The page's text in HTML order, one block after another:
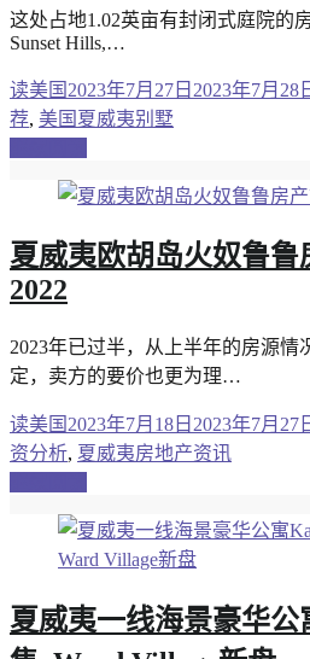
这处占地1.02英亩有封闭式庭院的
Sunset Hills,…
读美国 2023年7月27日 2023年7月28
荐, 美国夏威夷别墅
夏威夷欧胡岛火奴鲁鲁
2022
2023年已过半，从上半年的房源情
定，卖方的要价也更为理…
读美国 2023年7月18日 2023年7月27
资分析, 夏威夷房地产资讯
夏威夷一线海景豪华公